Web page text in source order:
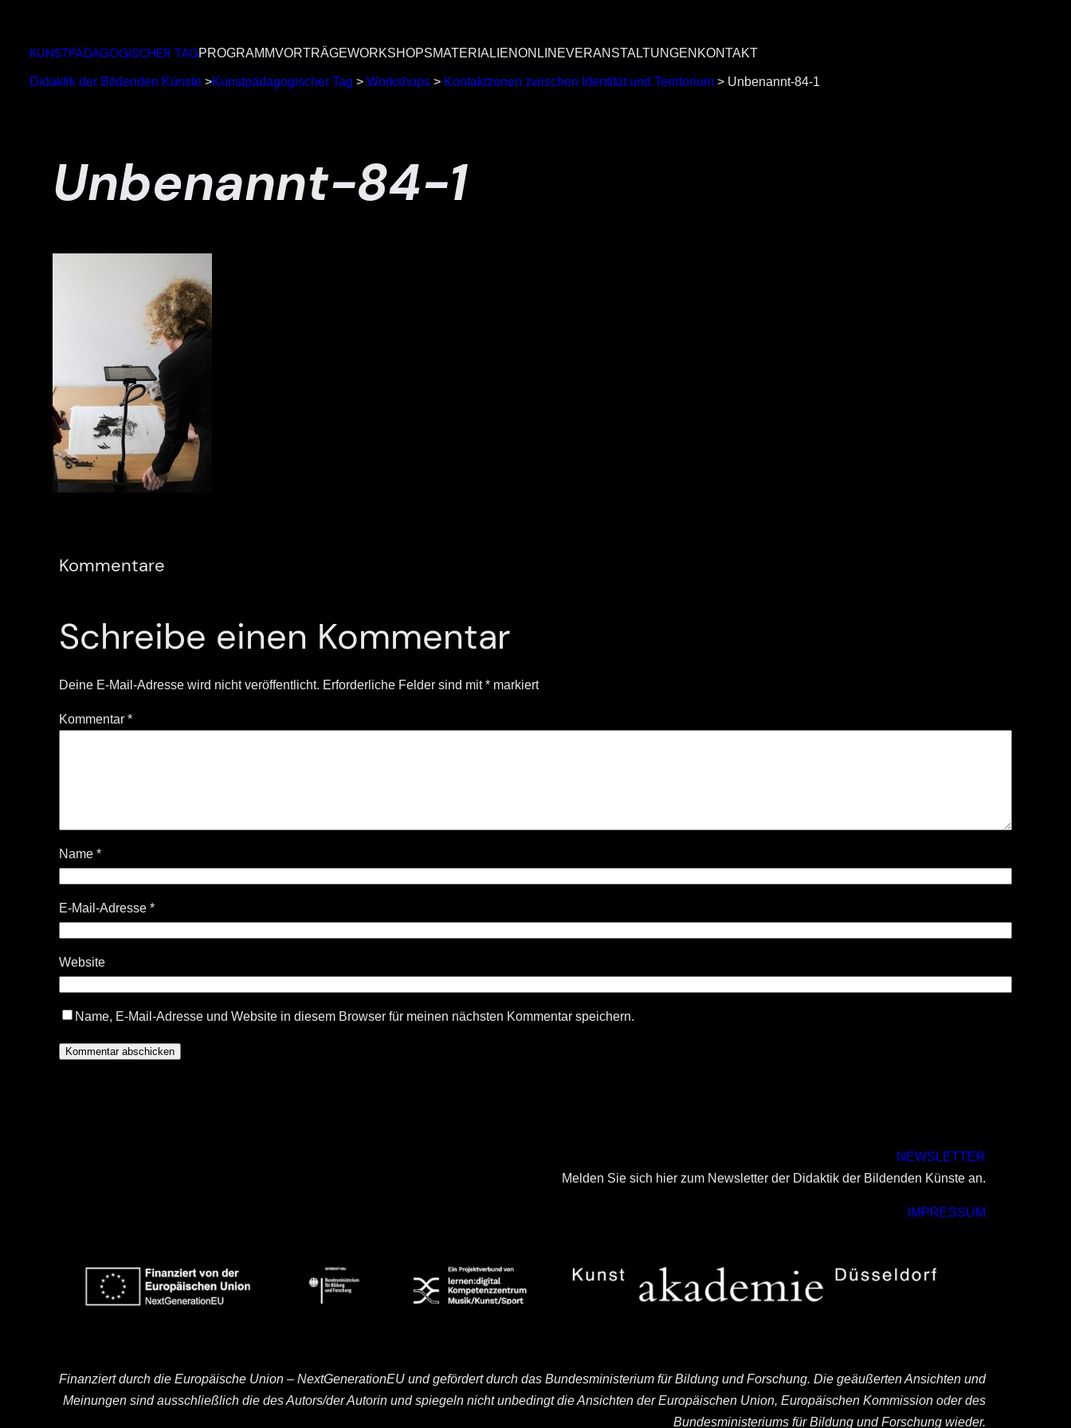
springen
KUNSTPÄDAGOGISCHER TAGPROGRAMMVORTRÄGEWORKSHOPSMATERIALIENONLINEVERANSTALTUNGEN KONTAKT
Didaktik der Bildenden Künste >Kunstpädagogischer Tag > Workshops > Kontaktzonen zwischen Identität und Territorium > Unbenannt-84-1
Unbenannt-84-1
Kommentare
Schreibe einen Kommentar
Deine E-Mail-Adresse wird nicht veröffentlicht. Erforderliche Felder sind mit* markiert
Kommentar *
Name *
E-Mail-Adresse *
Website
Name, E-Mail-Adresse und Website in diesem Browser für meinen nächsten Kommentar speichern.
NEWSLETTER
Melden Sie sich hier zum Newsletter der Didaktik der Bildenden Künste an.
IMPRESSUM
Finanziert durch die Europäische Union – NextGenerationEU und gefördert durch das Bundesministerium für Bildung und Forschung. Die geäußerten Ansichten und
Meinungen sind ausschließlich die des Autors/der Autorin und spiegeln nicht unbedingt die Ansichten der Europäischen Union, Europäischen Kommission oder des
Bundesministeriums für Bildung und Forschung wieder.